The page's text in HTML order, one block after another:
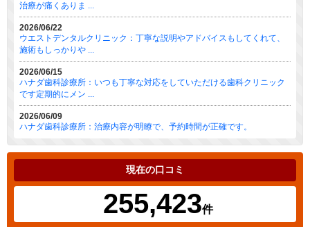
治療が痛くありま ...
2026/06/22
ウエストデンタルクリニック：丁寧な説明やアドバイスもしてくれて、
施術もしっかりや ...
2026/06/15
ハナダ歯科診療所：いつも丁寧な対応をしていただける歯科クリニック
です定期的にメン ...
2026/06/09
ハナダ歯科診療所：治療内容が明瞭で、予約時間が正確です。
現在の口コミ
255,423件